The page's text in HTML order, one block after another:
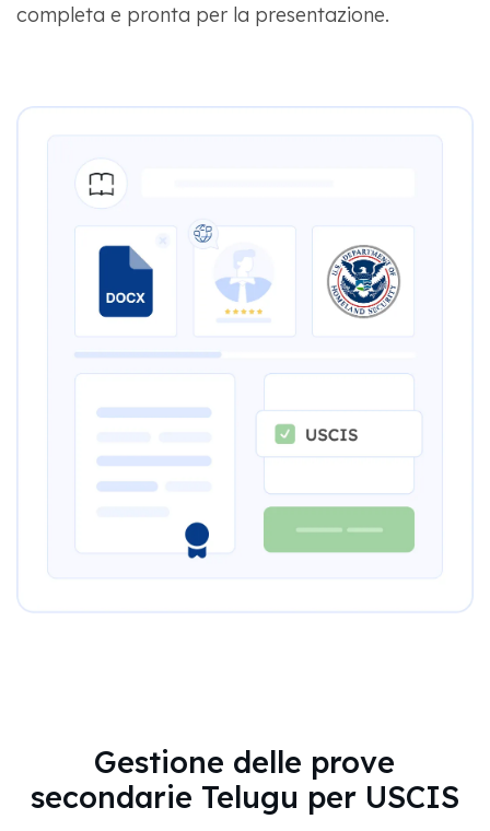
completa e pronta per la presentazione.
Gestione delle prove
secondarie Telugu per USCIS